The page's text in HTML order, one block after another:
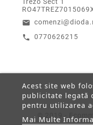
email
call 0770626215
Acest site web
publicitate legată
pentru utilizarea
Mai Multe
© 2019 -